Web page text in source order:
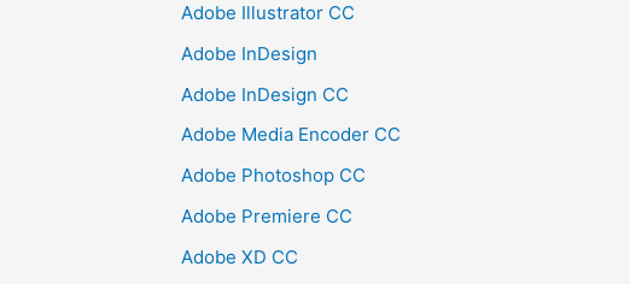
Adobe Illustrator CC
Adobe InDesign
Adobe InDesign CC
Adobe Media Encoder CC
Adobe Photoshop CC
Adobe Premiere CC
Adobe XD CC